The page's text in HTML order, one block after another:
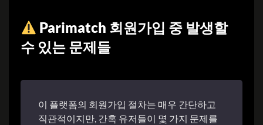
Parimatch 회원가입 중 발생할
수 있는 문제들
이 플랫폼의 회원가입 절차는 매우 간단하고
직관적이지만, 간혹 유저들이 몇 가지 문제를